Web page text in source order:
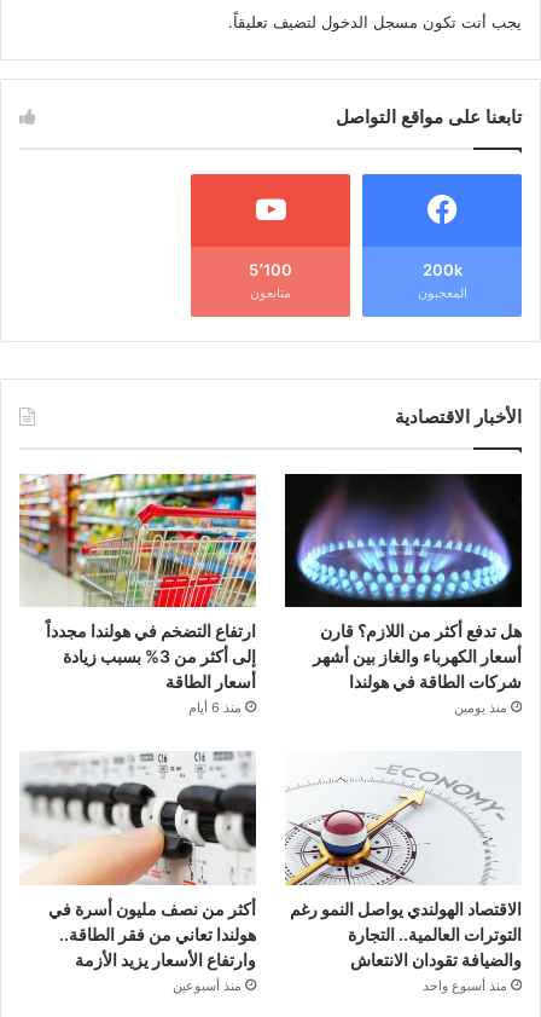
يجب أنت تكون مسجل الدخول لتضيف تعليقاً.
تابعنا على مواقع التواصل
200k
المعجبون
5٬100
متابعون
الأخبار الاقتصادية
هل تدفع أكثر من اللازم؟ قارن
أسعار الكهرباء والغاز بين أشهر
شركات الطاقة في هولندا
منذ يومين
ارتفاع التضخم في هولندا مجدداً
إلى أكثر من 3% بسبب زيادة
أسعار الطاقة
منذ 6 أيام
الاقتصاد الهولندي يواصل النمو رغم
التوترات العالمية.. التجارة
والضيافة تقودان الانتعاش
منذ أسبوع واحد
أكثر من نصف مليون أسرة في
هولندا تعاني من فقر الطاقة..
وارتفاع الأسعار يزيد الأزمة
منذ أسبوعين